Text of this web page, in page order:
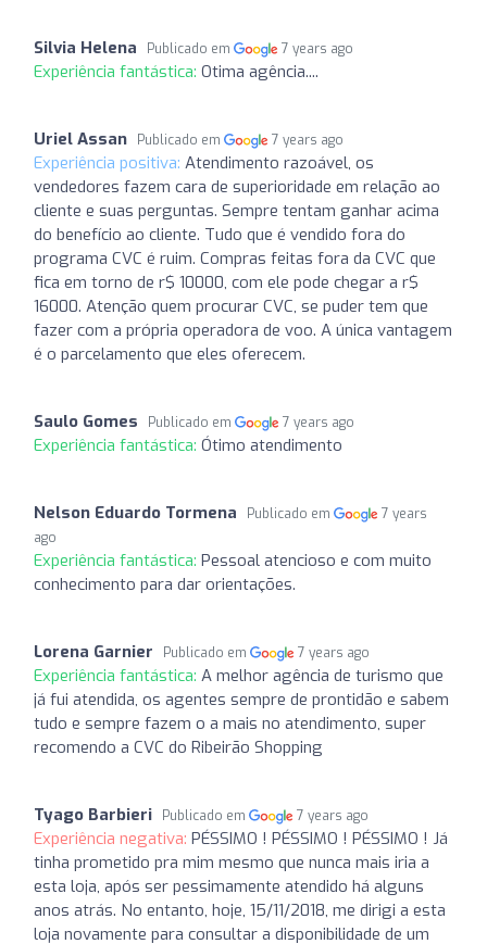
Silvia Helena Publicado em 7 years ago
Experiência fantástica: Otima agência....
Uriel Assan Publicado em 7 years ago
Experiência positiva: Atendimento razoável, os
vendedores fazem cara de superioridade em relação ao
cliente e suas perguntas. Sempre tentam ganhar acima
do benefício ao cliente. Tudo que é vendido fora do
programa CVC é ruim. Compras feitas fora da CVC que
fica em torno de r$ 10000, com ele pode chegar a r$
16000. Atenção quem procurar CVC, se puder tem que
fazer com a própria operadora de voo. A única vantagem
é o parcelamento que eles oferecem.
Saulo Gomes Publicado em 7 years ago
Experiência fantástica: Ótimo atendimento
Nelson Eduardo Tormena Publicado em
7 years
ago
Experiência fantástica: Pessoal atencioso e com muito
conhecimento para dar orientações.
Lorena Garnier Publicado em 7 years ago
Experiência fantástica: A melhor agência de turismo que
já fui atendida, os agentes sempre de prontidão e sabem
tudo e sempre fazem o a mais no atendimento, super
recomendo a CVC do Ribeirão Shopping
Tyago Barbieri Publicado em 7 years ago
Experiência negativa: PÉSSIMO ! PÉSSIMO ! PÉSSIMO ! Já
tinha prometido pra mim mesmo que nunca mais iria a
esta loja, após ser pessimamente atendido há alguns
anos atrás. No entanto, hoje, 15/11/2018, me dirigi a esta
loja novamente para consultar a disponibilidade de um